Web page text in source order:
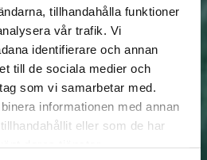
tillhandahålla funktioner
vår trafik. Vi
identifierare och annan
till de sociala medier och
som vi samarbetar med.
informationen med annan
eller som de har
ÖSTERSJÖN RÄDDA EN BIT
en bit